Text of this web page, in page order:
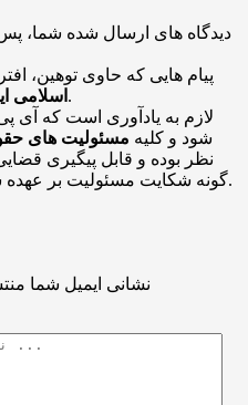
دیدگاه های ارسال شده شما،
پیام هایی که حاوی توهین،
اسلامی باشد منتشر نخواهد شد.
لازم به یادآوری است که
شود و کلیه مسئولیت های
نظر بوده و قابل پیگیری
گونه شکایت مسئولیت بر عهده شخص نظر دهنده خواهد بود.
نشانی ایمیل شما